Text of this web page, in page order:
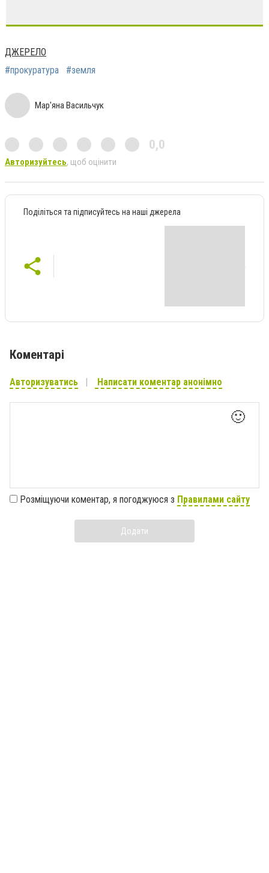
ДЖЕРЕЛО
#прокуратура
#земля
Мар'яна Васильчук
0,0
Авторизуйтесь, щоб оцінити
Поділіться та підписуйтесь на наші джерела
Коментарі
Авторизуватись Написати коментар анонімно
🙂
Розміщуючи коментар, я погоджуюся з Правилами сайту
Додати